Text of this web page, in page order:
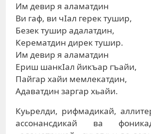
Им девир я аламатдин
Ви гаф, ви чIал герек тушир,
Безек тушир адалатдин,
Керематдин дирек тушир.
Им девир я аламатдин
Ериш шанкIал йикъар гъайи,
Пайгар хайи мемлекатдин,
Адаватдин заргар хьайи.
Куьрелди, рифмадикай,
ассонансдикай ва